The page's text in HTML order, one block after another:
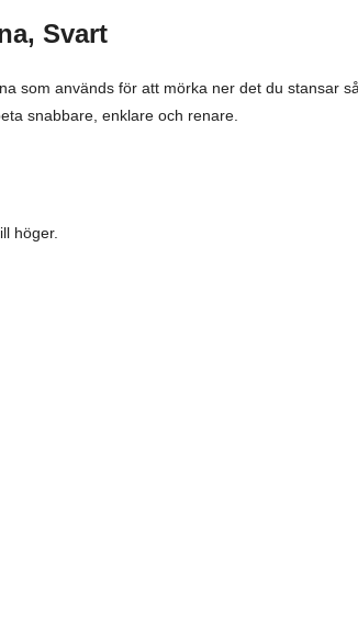
Svart
som används för att mörka ner det du stansar
snabbare, enklare och renare.
höger.